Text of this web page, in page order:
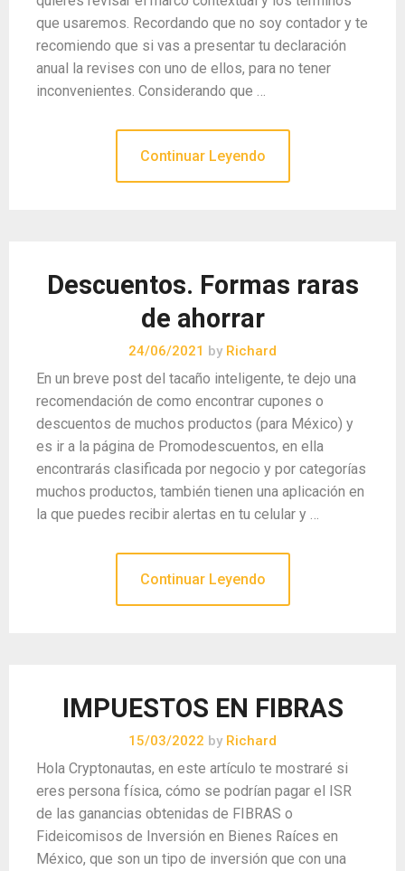
que usaremos. Recordando que no soy contador y te
recomiendo que si vas a presentar tu declaración
anual la revises con uno de ellos, para no tener
inconvenientes. Considerando que …
Continuar Leyendo
Descuentos. Formas raras
de ahorrar
24/06/2021 by Richard
En un breve post del tacaño inteligente, te dejo una
recomendación de como encontrar cupones o
descuentos de muchos productos (para México) y
es ir a la página de Promodescuentos, en ella
encontrarás clasificada por negocio y por categorías
muchos productos, también tienen una aplicación en
la que puedes recibir alertas en tu celular y …
Continuar Leyendo
IMPUESTOS EN FIBRAS
15/03/2022 by Richard
Hola Cryptonautas, en este artículo te mostraré si
eres persona física, cómo se podrían pagar el ISR
de las ganancias obtenidas de FIBRAS o
Fideicomisos de Inversión en Bienes Raíces en
México, que son un tipo de inversión que con una